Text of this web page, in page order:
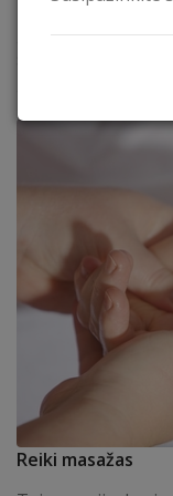
ūkyje, esančiame
galimybė
su vietos
galima iš arti
Reiki masažas